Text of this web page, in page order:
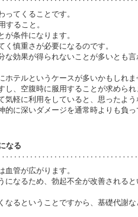
てくることです。
すること。
条件になります。
慎重さが必要になるのです。
効果が得られないことが多いとも言
ホテルというケースが多いかもしれ
、空腹時に服用することが求められ
気軽に利用をしていると、思ったよ
的に深いダメージを通常時よりも負
なる
管が広がります。
になるため、勃起不全が改善される
るということですから、基礎代謝